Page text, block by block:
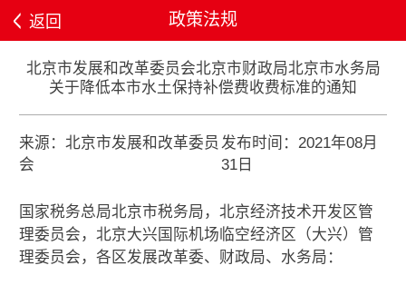
返回 政策法规
北京市发展和改革委员会北京市财政局北京市水务局
关于降低本市水土保持补偿费收费标准的通知
来源：北京市发展和改革委员
会
发布时间：2021年08月
31日
国家税务总局北京市税务局，北京经济技术开发区管
理委员会，北京大兴国际机场临空经济区（大兴）管
理委员会，各区发展改革委、财政局、水务局：